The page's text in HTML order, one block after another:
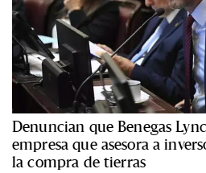
Denuncian que Benegas
empresa que asesora a
la compra de tierras